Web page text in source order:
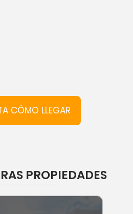
CÓMO LLEGAR
PROPIEDADES